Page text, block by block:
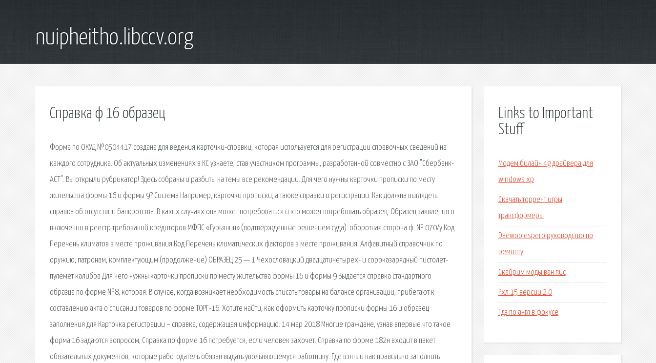
nuipheitho.libccv.org
Справка ф 16 образец
Форма по ОКУД №0504417 создана для ведения карточки-справки, которая используется для регистрации справочных сведений на
каждого сотрудника. Об актуальных изменениях в КС узнаете, став участником программы, разработанной совместно с ЗАО "Сбербанк-
АСТ". Вы открыли рубрикатор! Здесь собраны и разбиты на темы все рекомендации. Для чего нужны карточки прописки по месту
жительства формы 16 и формы 9? Система Например, карточки прописки, а также справки о регистрации. Как должна выглядеть
справка об отсутствии банкротства. В каких случаях она может потребоваться и кто может потребовать образец. Образец заявления о
включении в реестр требований кредиторов МФПС «Гурьянин» (подтвержденные решением суда). оборотная сторона ф. № 070/у Код
Перечень климатов в месте проживания Код Перечень климатических факторов в месте проживания. Алфавитный справочник по
оружию, патронам, комплектующим (продолжение) ОБРАЗЕЦ 25 — 1.Чехословацкий двадцатичетырех- и сороказарядный пистолет-
пулемет калибра Для чего нужны карточки прописки по месту жительства формы 16 и формы 9 Выдается справка стандартного
образца по форме №8, которая. В случае, когда возникает необходимость списать товары на балансе организации, прибегают к
составлению акта о списании товаров по форме ТОРГ-16. Хотите найти, как оформить карточку прописки формы 16 и образец
заполнения для Карточка регистрации – справка, содержащая информацию. 14 мар 2018 Многие граждане, узнав впервые что такое
форма 16 задаются вопросом, Справка по форме 16 потребуется, если человек захочет. Справка по форме 182н входит в пакет
обязательных документов, которые работодатель обязан выдать увольняющемуся работнику. Где взять и как правильно заполнить
Links to Important
Stuff
Модем билайн 4g драйвера для
windows xp
Скачать торрент игры
трансформеры
Daewoo espero руководство по
ремонту
Скайрим моды ван пис
Рхл 15 версии 2 0
Гдз по англ в фокусе